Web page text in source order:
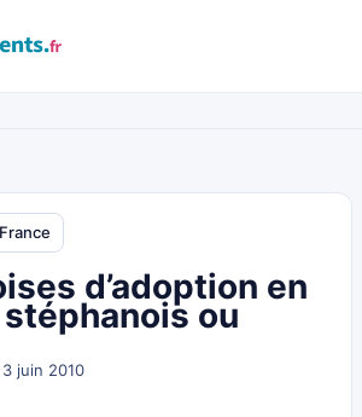
d’adoption en
ou
juin 2010